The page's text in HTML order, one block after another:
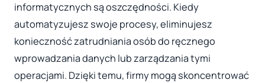
informatycznych są oszczędności. Kiedy
automatyzujesz swoje procesy, eliminujesz
konieczność zatrudniania osób do ręcznego
wprowadzania danych lub zarządzania tymi
operacjami. Dzięki temu, firmy mogą skoncentrować